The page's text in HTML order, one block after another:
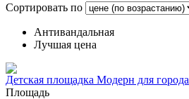
Сортировать по
Антивандальная
Лучшая цена
Детская площадка Модерн для города
Площадь